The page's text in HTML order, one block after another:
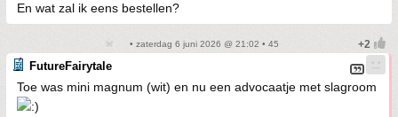
En wat zal ik eens bestellen?
• zaterdag 6 juni 2026 @ 21:02 • 45
FutureFairytale
Toe was mini magnum (wit) en nu een advocaatje met slagroom